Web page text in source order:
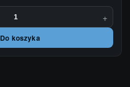
+
Do koszyka